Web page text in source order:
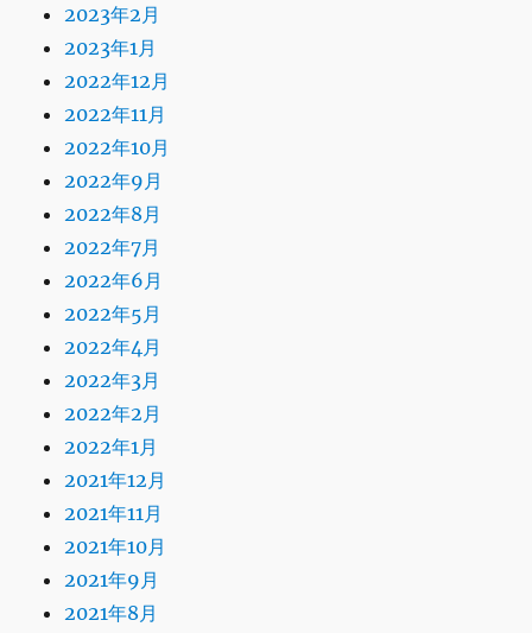
2023年2月
2023年1月
2022年12月
2022年11月
2022年10月
2022年9月
2022年8月
2022年7月
2022年6月
2022年5月
2022年4月
2022年3月
2022年2月
2022年1月
2021年12月
2021年11月
2021年10月
2021年9月
2021年8月